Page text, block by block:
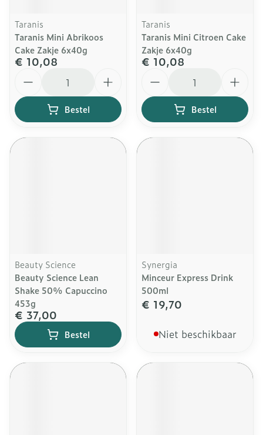
Taranis
Taranis Mini Abrikoos
Cake Zakje 6x40g
€ 10,08
Bestel
Taranis
Taranis Mini Citroen Cake
Zakje 6x40g
€ 10,08
Bestel
Beauty Science
Beauty Science Lean
Shake 50% Capuccino
453g
€ 37,00
Bestel
Synergia
Minceur Express Drink
500ml
€ 19,70
Niet beschikbaar